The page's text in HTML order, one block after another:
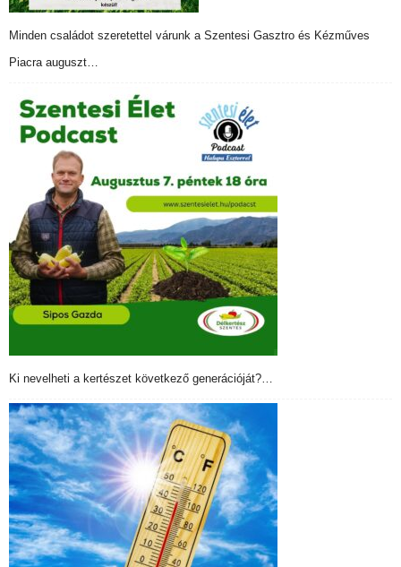
Minden családot szeretettel várunk a Szentesi Gasztro és Kézműves
Piacra auguszt…
Ki nevelheti a kertészet következő generációját?…